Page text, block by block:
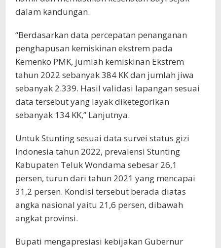
dalam kandungan.
“Berdasarkan data percepatan penanganan
penghapusan kemiskinan ekstrem pada
Kemenko PMK, jumlah kemiskinan Ekstrem
tahun 2022 sebanyak 384 KK dan jumlah jiwa
sebanyak 2.339. Hasil validasi lapangan sesuai
data tersebut yang layak diketegorikan
sebanyak 134 KK,” Lanjutnya.
Untuk Stunting sesuai data survei status gizi
Indonesia tahun 2022, prevalensi Stunting
Kabupaten Teluk Wondama sebesar 26,1
persen, turun dari tahun 2021 yang mencapai
31,2 persen. Kondisi tersebut berada diatas
angka nasional yaitu 21,6 persen, dibawah
angkat provinsi.
Bupati mengapresiasi kebijakan Gubernur